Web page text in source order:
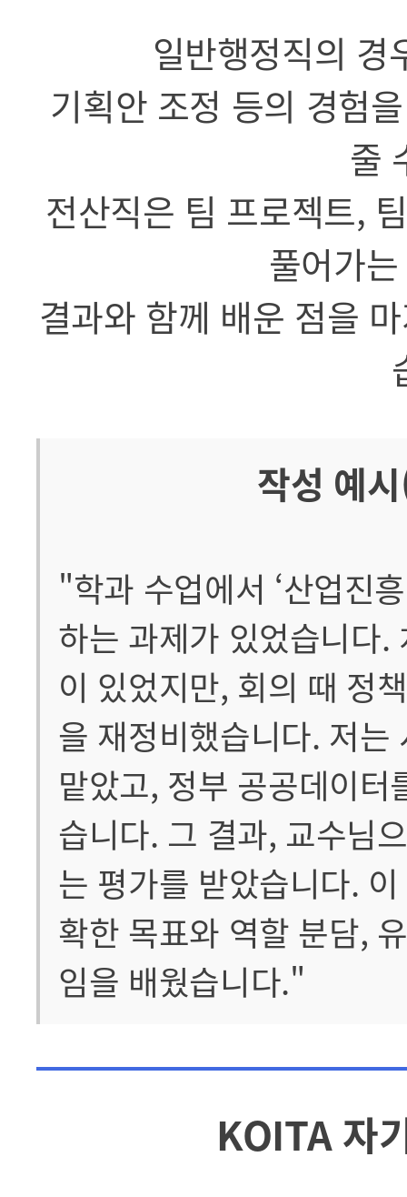
일반행정직의
기획안 조정 등의 경험
줄
전산직은 팀 프로젝트,
풀어가
결과와 함께 배운 점을
작성 예
"학과 수업에서 ‘산업진
하는 과제가 있었습니다
이 있었지만, 회의 때 정
을 재정비했습니다. 저
맡았고, 정부 공공데이
습니다. 그 결과, 교수님
는 평가를 받았습니다.
확한 목표와 역할 분담,
임을 배웠습니다."
KOITA 자